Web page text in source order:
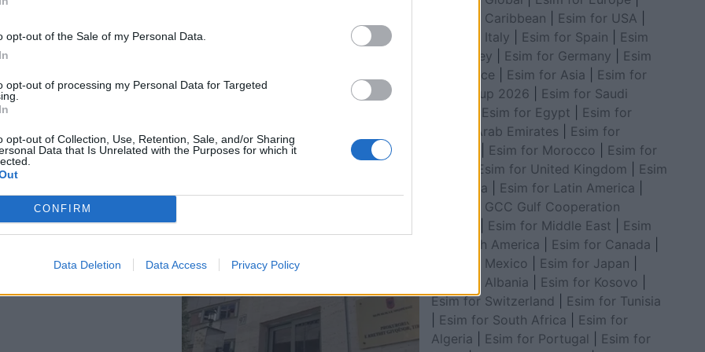
opt-out of the Sale of my Personal Data.
opt-out of processing my Personal Data for Targeted
opt-out of Collection, Use, Retention, Sale, and/or Sharing
Data that Is Unrelated with the Purposes for which it
CONFIRM
Data Deletion Data Access Privacy Policy
trekatëshe me
Itali, në pranga 28-
Me VIDEO/ Në mes të pyllit me
pisha dhe me fushë tenisi, dalin
Esim for Caribbean
Esim for USA
Esim for Italy
Esim for Spain
Esim
for Turkey
Esim for Germany
Esim
for Greece
Esim for Asia
Esim for
World Cup 2026
Esim for Saudi
Esim for Egypt
Esim for
United Arab Emirates
Esim for
Esim for Morocco
Esim for
Esim for United Kingdom
Esim
for Africa
Esim for Latin America
Esim for GCC Gulf Cooperation
Esim for Middle East
Esim
for South America
Esim for Canada
Esim for Mexico
Esim for Japan
Esim for Albania
Esim for Kosovo
Esim for Switzerland
Esim for Tunisia
Esim for South Africa
Esim for
Algeria
Esim for Portugal
Esim for